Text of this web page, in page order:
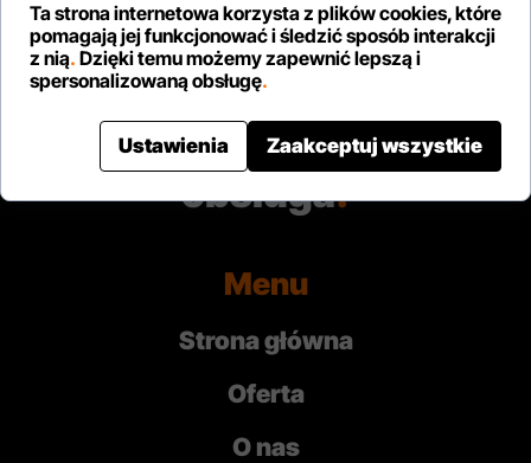
Szybka dostawa z
rozładunkiem i
profesjonalna
obsługa.
Menu
Strona główna
Oferta
O nas
Ta strona internetowa korzysta z plików cookies, które
pomagają jej funkcjonować i śledzić sposób interakcji
z nią. Dzięki temu możemy zapewnić lepszą i
spersonalizowaną obsługę.
Ustawienia Zaakceptuj wszystkie